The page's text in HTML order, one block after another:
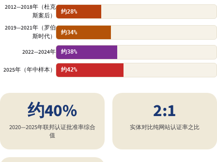
2012—2018年（杜克
斯案后）
约28%
2019—2021年（罗伯
斯时代）
约34%
2022—2024年 约38%
2025年（年中样本） 约42%
约40%
2020—2025年联邦认证批准率综合
值
2:1
实体对比纯网站认证率之比